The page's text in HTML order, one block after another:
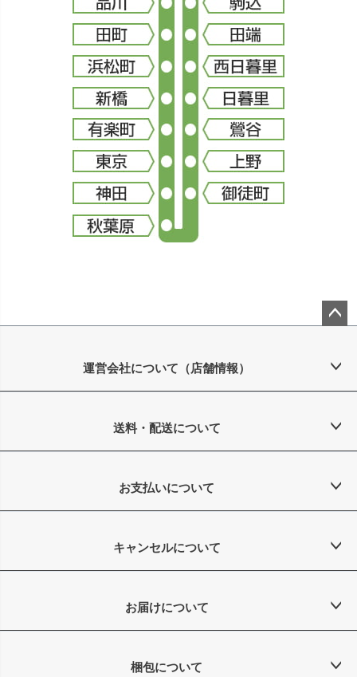
ップ
運営会社について（店舗情報）
送料・配送について
お支払いについて
キャンセルについて
お届けについて
梱包について